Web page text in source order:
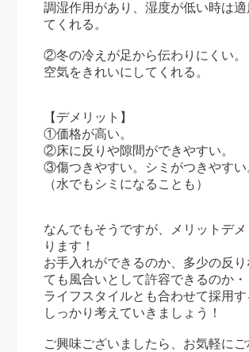
調湿作用があり、湿度が低い時は適
てくれる。
②冬の冷えが足から伝わりにくい。
空気をきれいにしてくれる。
【デメリット】
①価格が高い。
②床に反りや隙間ができやすい。
③傷つきやすい。シミがつきやすい
（水でもシミになることも）
なんでもそうですが、メリットデ
ります！
お手入れができるのか、多少の反り
ても風合いとして許容できるのか・
ライフスタイルとも合わせて採用
しっかり考えていきましょう！
ご興味ございましたら、お気軽にご